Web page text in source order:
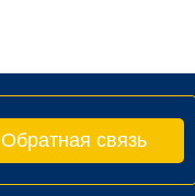
Обратная связь